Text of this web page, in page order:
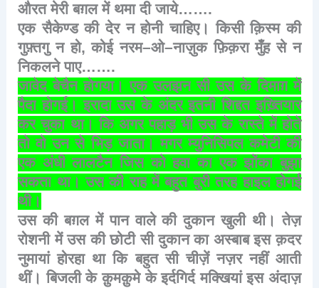
औरत मेरी बग़ल में थमा दी जाये…….
एक सैकेण्ड की देर न होनी चाहिए। किसी क़िस्म की
गुफ़्तगु न हो,कोई नरम–ओ–नाज़ुक फ़िक़रा मुँह से न
निकलने पाए…….
जावेद बेचैन होगया। एक उलझन सी उस के दिमाग़ में
पैदा होगई। इरादा उस के अंदर इतनी शिद्दत इख़्तियार
कर चुका था। कि अगर पहाड़ भी उस के रास्ते में होते
तो वो उन से भिड़ जाता। मगर म्युनिसिपल कमेटी की
एक अंधी लालटैन जिस को हवा का एक झोंका बुझा
सकता था। उस की राह में बहुत बुरी तरह हाइल होगई
थी।
उस की बग़ल में पान वाले की दुकान खुली थी। तेज़
रोशनी में उस की छोटी सी दुकान का अस्बाब इस क़दर
नुमायां होरहा था कि बहुत सी चीज़ें नज़र नहीं आती
थीं। बिजली के क़ुमक़ुमे के इर्दगिर्द मक्खियां इस अंदाज़